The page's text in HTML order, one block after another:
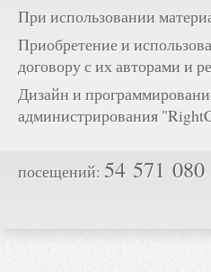
При использовании
Приобретение и
договору с их авторами и
Дизайн и
администрирования
посещений: 54 571 080